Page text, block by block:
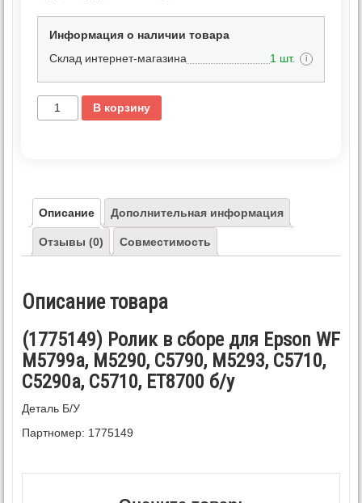
Информация о наличии товара
Склад интернет-магазина
1 шт. i
В корзину
Описание Дополнительная информация
Отзывы (0) Совместимость
Описание товара
(1775149) Ролик в сборе для Epson WF
M5799a, M5290, C5790, M5293, C5710,
C5290a, C5710, ET8700 б/у
Деталь Б/У
Партномер: 1775149